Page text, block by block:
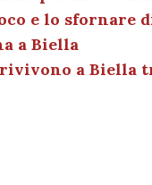
n di
e lo sfornare
a Biella
rivivono a